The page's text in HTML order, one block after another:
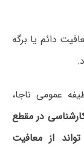
دائم یا برگه
عمومی ناجا،
در مقطع
از معافیت